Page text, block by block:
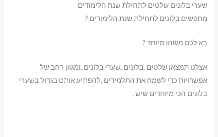
שערי בלונים שלטים לתחילת שנת הלימודים
מחפשים בלונים לתחילת שנת הלימודים ?
בא לכם משהו מיוחד ?
אצלנו תמצאו שלטים ,בלונים ,שערי בלונים ,ומגוון רחב של
אפשרויות כדי לשמח את התלמידים ,להפתיע אותם בגדול בשערי
בלונים הכי מיוחדים שיש .